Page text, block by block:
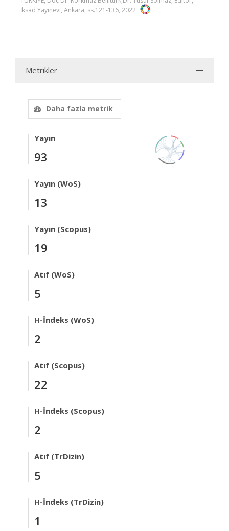
İksad Yayınevi, Ankara, ss.121-136, 2022
Metrikler
Daha fazla metrik
Yayın
93
Yayın (WoS)
13
Yayın (Scopus)
19
Atıf (WoS)
5
H-İndeks (WoS)
2
Atıf (Scopus)
22
H-İndeks (Scopus)
2
Atıf (TrDizin)
5
H-İndeks (TrDizin)
1